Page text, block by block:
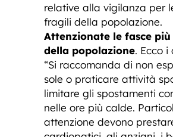
relative alla vigilanza per
fragili della popolazione.
Attenzionate le fasce
della popolazione. Ecco i
“Si raccomanda di non
sole o praticare attività
limitare gli spostamenti
nelle ore più calde.
attenzione devono